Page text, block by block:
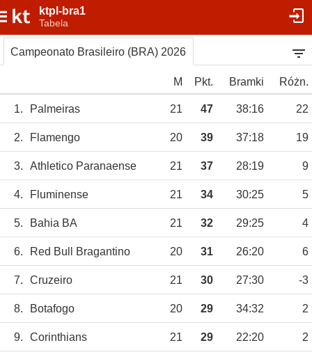
ktpl-bra1
Tabela
Campeonato Brasileiro (BRA) 2026
M Pkt. Bramki Różn.
1. Palmeiras 21 47 38:16 22
2. Flamengo 20 39 37:18 19
3. Athletico Paranaense 21 37 28:19 9
4. Fluminense 21 34 30:25 5
5. Bahia BA 21 32 29:25 4
6. Red Bull Bragantino 20 31 26:20 6
7. Cruzeiro 21 30 27:30 -3
8. Botafogo 20 29 34:32 2
9. Corinthians 21 29 22:20 2